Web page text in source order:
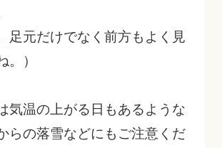
足元だけでなく前方もよく見
）
気温の上がる日もあるような
らの落雪などにもご注意くだ